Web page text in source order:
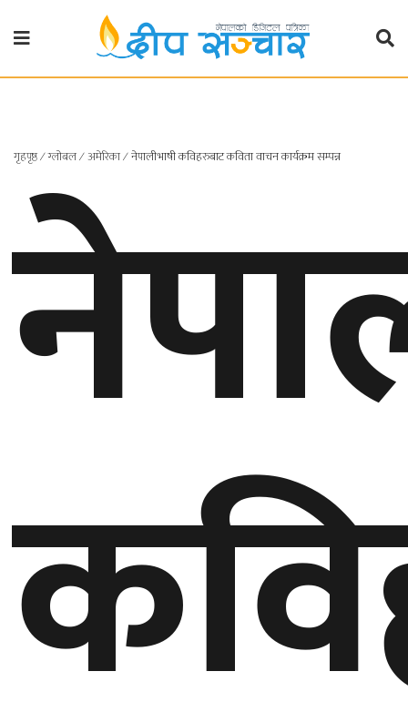
गृहपृष्ठ
प्रदेश
१
बाग्मती
कर्णाली
प्रदेश
सुदूरपश्चिम
प्रदेश
गृहपृष्ठ∕ग्लोबल∕अमेरिका∕नेपालीभाषी कविहरुबाट कविता वाचन कार्यक्रम सम्पन्न